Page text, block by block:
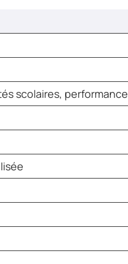
scolaires, performance